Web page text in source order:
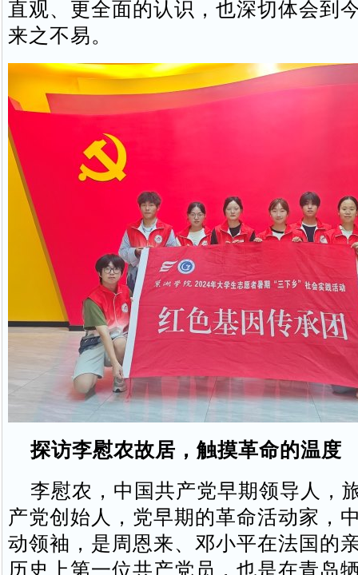
直观、更全面的认识，也深切体会到
来之不易。
探访李慰农故居，触摸革命的温度
李慰农，中国共产党早期领导人，
产党创始人，党早期的革命活动家，
动领袖，是周恩来、邓小平在法国的
历史上第一位共产党员，也是在青岛